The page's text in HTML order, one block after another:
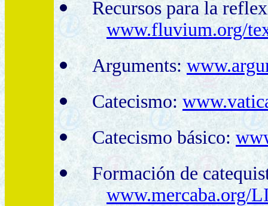
Recursos para la
www.fluvium.org/
Arguments:
Catecismo:
Catecismo básico:
Formación de
www.mercaba.org/